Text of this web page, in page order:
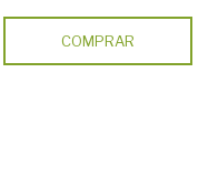
COMPRAR